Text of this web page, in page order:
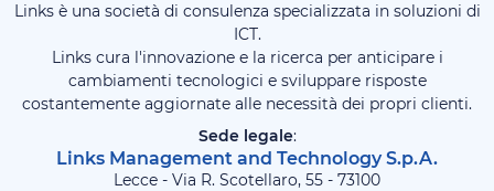
Links è una società di consulenza specializzata in soluzioni di
ICT.
Links cura l'innovazione e la ricerca per anticipare i
cambiamenti tecnologici e sviluppare risposte
costantemente aggiornate alle necessità dei propri clienti.
Sede legale:
Links Management and Technology S.p.A.
Lecce - Via R. Scotellaro, 55 - 73100